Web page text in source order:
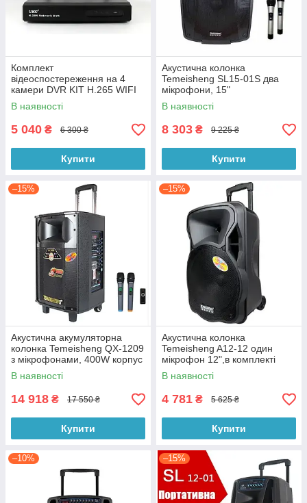
Комплект
відеоспостереження на 4
камери DVR KIT H.265 WIFI
3340 KIT
В наявності
5 040 ₴ 6 300 ₴
Купити
Акустична колонка
Temeisheng SL15-01S два
мікрофони, 15"
В наявності
8 303 ₴ 9 225 ₴
Купити
–15%
Акустична акумуляторна
колонка Temeisheng QX-1209
з мікрофонами, 400W корпус
дерево
В наявності
14 918 ₴ 17 550 ₴
Купити
–15%
Акустична колонка
Temeisheng A12-12 один
мікрофон 12",в комплекті
стойка
В наявності
4 781 ₴ 5 625 ₴
Купити
–10% –15%